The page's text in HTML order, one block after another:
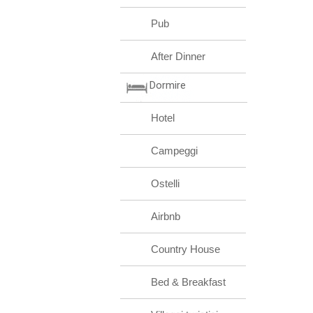
Pub
After Dinner
Dormire
Hotel
Campeggi
Ostelli
Airbnb
Country House
Bed & Breakfast